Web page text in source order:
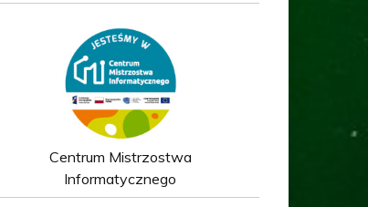
Centrum Mistrzostwa
Informatycznego